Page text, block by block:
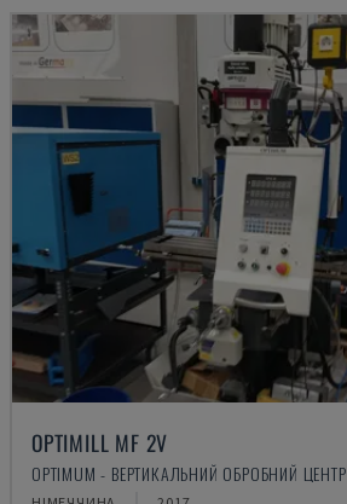
OPTIMILL MF 2V
OPTIMUM - ВЕРТИКАЛЬНИЙ ОБРОБНИЙ ЦЕНТР